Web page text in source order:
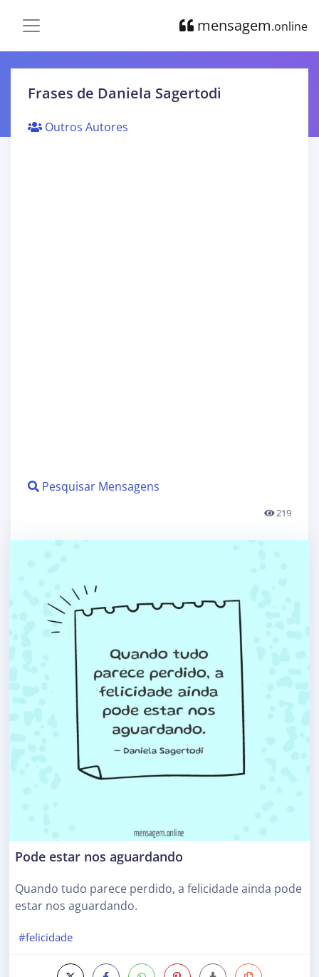
mensagem.online
Frases de Daniela Sagertodi
Outros Autores
Pesquisar Mensagens
219
Pode estar nos aguardando
Quando tudo parece perdido, a felicidade ainda pode
estar nos aguardando.
#felicidade